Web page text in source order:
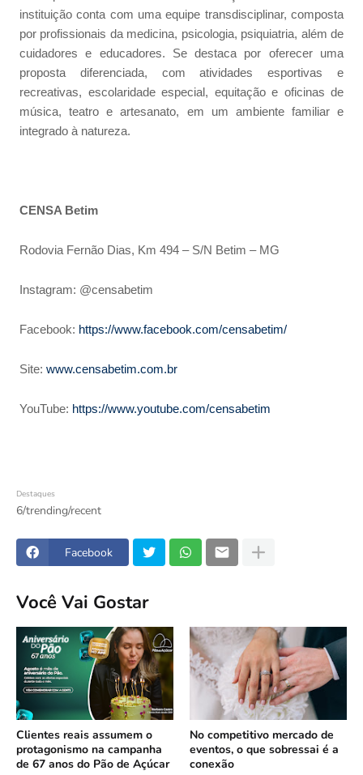
instituição conta com uma equipe transdisciplinar, composta
por profissionais da medicina, psicologia, psiquiatria, além de
cuidadores e educadores. Se destaca por oferecer uma
proposta diferenciada, com atividades esportivas e
recreativas, escolaridade especial, equitação e oficinas de
música, teatro e artesanato, em um ambiente familiar e
integrado à natureza.
CENSA Betim
Rodovia Fernão Dias, Km 494 – S/N Betim – MG
Instagram: @censabetim
Facebook: https://www.facebook.com/censabetim/
Site: www.censabetim.com.br
YouTube: https://www.youtube.com/censabetim
Destaques
6/trending/recent
Facebook
Você Vai Gostar
Clientes reais assumem o
protagonismo na campanha
de 67 anos do Pão de Açúcar
No competitivo mercado de
eventos, o que sobressai é a
conexão